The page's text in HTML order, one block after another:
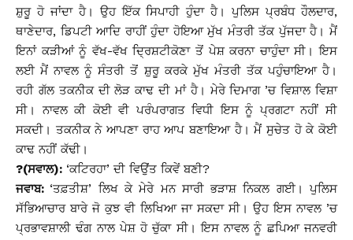
ਸ਼ੁਰੂ ਹੋ ਜਾਂਦਾ ਹੈ। ਉਹ ਇੱਕ ਸਿਪਾਹੀ ਹੁੰਦਾ ਹੈ। ਪੁਲਿਸ ਪ੍ਰਬੰਧ ਹੌਲਦਾਰ,
ਥਾਣੇਦਾਰ, ਡਿਪਟੀ ਆਦਿ ਰਾਹੀਂ ਹੁੰਦਾ ਹੋਇਆ ਮੁੱਖ ਮੰਤਰੀ ਤੱਕ ਪੁੱਜਦਾ ਹੈ। ਮੈਂ
ਇਨਾਂ ਕੜੀਆਂ ਨੂੰ ਵੱਖ-ਵੱਖ ਦਿ੍ਰਸ਼ਟੀਕੋਣਾ ਤੋਂ ਪੇਸ਼ ਕਰਨਾ ਚਾਹੁੰਦਾ ਸੀ। ਇਸ
ਲਈ ਮੈਂ ਨਾਵਲ ਨੂੰ ਸੰਤਰੀ ਤੋਂ ਸ਼ੁਰੂ ਕਰਕੇ ਮੁੱਖ ਮੰਤਰੀ ਤੱਕ ਪਹੁੰਚਾਇਆ ਹੈ।
ਰਹੀ ਗੱਲ ਤਕਨੀਕ ਦੀ ਲੋੜ ਕਾਢ ਦੀ ਮਾਂ ਹੈ। ਮੇਰੇ ਦਿਮਾਗ ’ਚ ਵਿਸ਼ਾਲ ਵਿਸ਼ਾ
ਸੀ। ਨਾਵਲ ਕੀ ਕੋਈ ਵੀ ਪਰੰਪਰਾਗਤ ਵਿਧੀ ਇਸ ਨੂੰ ਪ੍ਰਗਟਾ ਨਹੀਂ ਸੀ
ਸਕਦੀ। ਤਕਨੀਕ ਨੇ ਆਪਣਾ ਰਾਹ ਆਪ ਬਣਾਇਆ ਹੈ। ਮੈਂ ਸੁਚੇਤ ਹੋ ਕੇ ਕੋਈ
ਕਾਢ ਨਹੀਂ ਕੱਢੀ।
?(ਸਵਾਲ): ‘ਕਟਿਰਹਾ’ ਦੀ ਵਿਉਂਤ ਕਿਵੇਂ ਬਣੀ?
ਜਵਾਬ: ‘ਤਫ਼ਤੀਸ਼’ ਲਿਖ ਕੇ ਮੇਰੇ ਮਨ ਸਾਰੀ ਭੜਾਸ਼ ਨਿਕਲ ਗਈ। ਪੁਲਿਸ
ਸੱਭਿਆਚਾਰ ਬਾਰੇ ਜੋ ਕੁਝ ਵੀ ਲਿਖਿਆ ਜਾ ਸਕਦਾ ਸੀ। ਉਹ ਇਸ ਨਾਵਲ ’ਚ
ਪ੍ਰਭਾਵਸ਼ਾਲੀ ਢੰਗ ਨਾਲ ਪੇਸ਼ ਹੋ ਚੁੱਕਾ ਸੀ। ਇਸ ਨਾਵਲ ਨੂੰ ਛਪਿਆ ਜਨਵਰੀ